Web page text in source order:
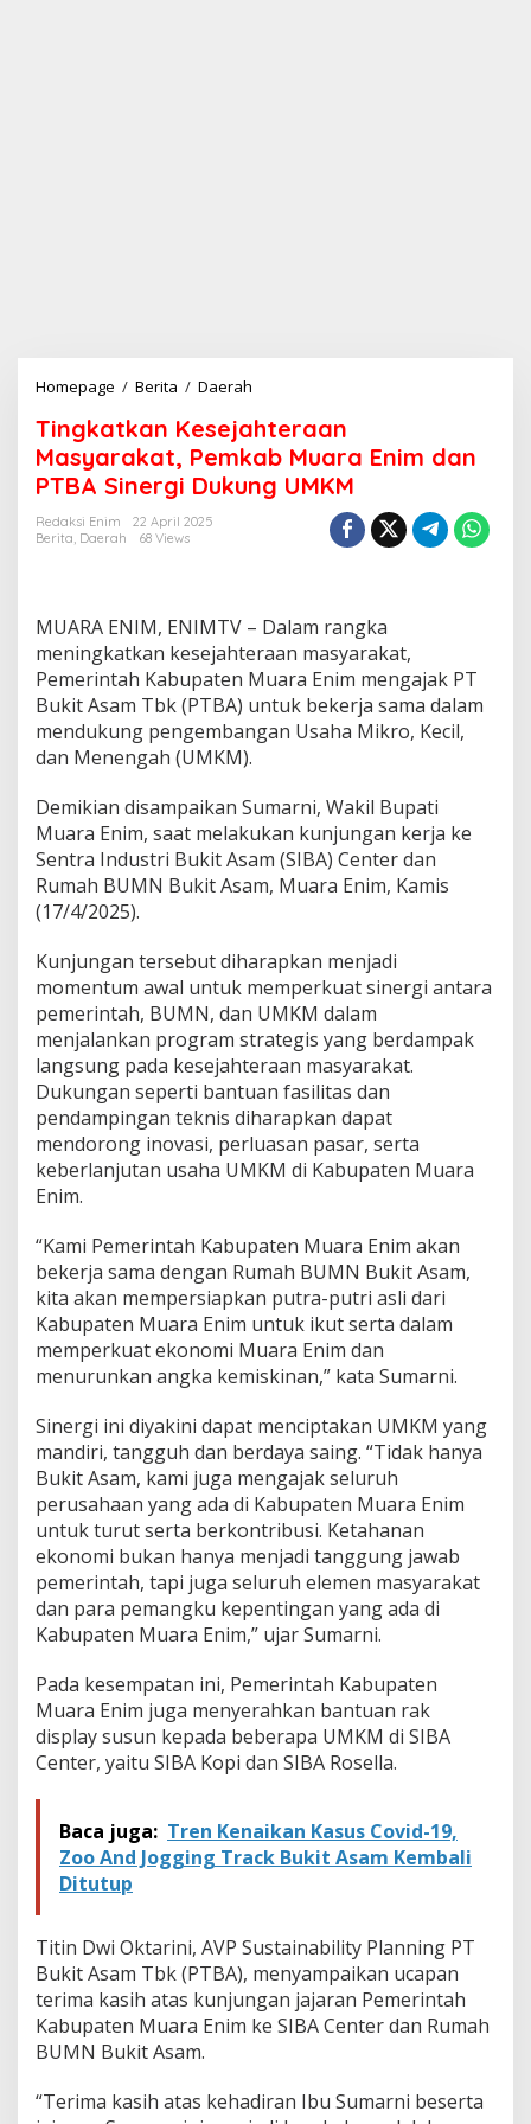
Homepage / Berita / Daerah
n
g
k
a
e
j
a
h
a
a
n
M
a
a
r
a
k
a
t
,
P
m
k
M
a
r
a
E
n
i
d
a
n
P
T
B
A
S
i
n
g
i
D
u
k
g
U
Tingkatkan Kesejahteraan
Masyarakat, Pemkab Muara Enim dan
PTBA Sinergi Dukung UMKM
Redaksi Enim
22 April 2025
Berita, Daerah 68 Views
MUARA ENIM, ENIMTV – Dalam rangka
meningkatkan kesejahteraan masyarakat,
Pemerintah Kabupaten Muara Enim mengajak PT
Bukit Asam Tbk (PTBA) untuk bekerja sama dalam
mendukung pengembangan Usaha Mikro, Kecil,
dan Menengah (UMKM).
Demikian disampaikan Sumarni, Wakil Bupati
Muara Enim, saat melakukan kunjungan kerja ke
Sentra Industri Bukit Asam (SIBA) Center dan
Rumah BUMN Bukit Asam, Muara Enim, Kamis
(17/4/2025).
Kunjungan tersebut diharapkan menjadi
momentum awal untuk memperkuat sinergi antara
pemerintah, BUMN, dan UMKM dalam
menjalankan program strategis yang berdampak
langsung pada kesejahteraan masyarakat.
Dukungan seperti bantuan fasilitas dan
pendampingan teknis diharapkan dapat
mendorong inovasi, perluasan pasar, serta
keberlanjutan usaha UMKM di Kabupaten Muara
Enim.
“Kami Pemerintah Kabupaten Muara Enim akan
bekerja sama dengan Rumah BUMN Bukit Asam,
kita akan mempersiapkan putra-putri asli dari
Kabupaten Muara Enim untuk ikut serta dalam
memperkuat ekonomi Muara Enim dan
menurunkan angka kemiskinan,” kata Sumarni.
Sinergi ini diyakini dapat menciptakan UMKM yang
mandiri, tangguh dan berdaya saing. “Tidak hanya
Bukit Asam, kami juga mengajak seluruh
perusahaan yang ada di Kabupaten Muara Enim
untuk turut serta berkontribusi. Ketahanan
ekonomi bukan hanya menjadi tanggung jawab
pemerintah, tapi juga seluruh elemen masyarakat
dan para pemangku kepentingan yang ada di
Kabupaten Muara Enim,” ujar Sumarni.
Pada kesempatan ini, Pemerintah Kabupaten
Muara Enim juga menyerahkan bantuan rak
display susun kepada beberapa UMKM di SIBA
Center, yaitu SIBA Kopi dan SIBA Rosella.
Baca juga: Tren Kenaikan Kasus Covid-19,
Zoo And Jogging Track Bukit Asam Kembali
Ditutup
Titin Dwi Oktarini, AVP Sustainability Planning PT
Bukit Asam Tbk (PTBA), menyampaikan ucapan
terima kasih atas kunjungan jajaran Pemerintah
Kabupaten Muara Enim ke SIBA Center dan Rumah
BUMN Bukit Asam.
“Terima kasih atas kehadiran Ibu Sumarni beserta